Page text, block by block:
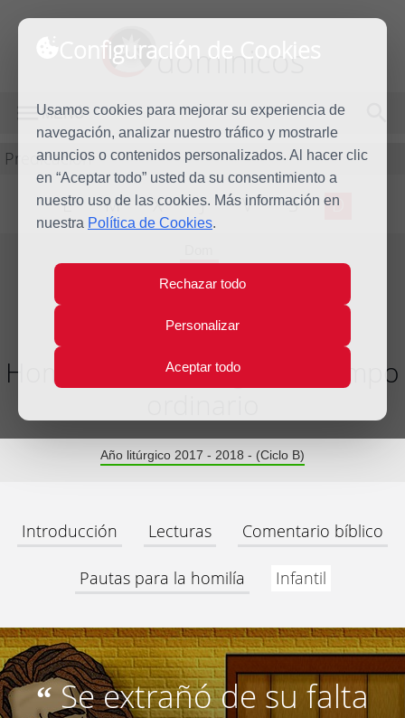
Configuración de Cookies
Usamos cookies para mejorar su experiencia de
navegación, analizar nuestro tráfico y mostrarle
anuncios o contenidos personalizados. Al hacer clic
en “Aceptar todo” usted da su consentimiento a
nuestro uso de las cookies. Más información en
nuestra Política de Cookies.
Rechazar todo
Personalizar
Aceptar todo
dominicos
MENÚ
Predicación
L M X J V S D
8
Jul
Homilía XIV Domingo del tiempo
Año litúrgico 2017 - 2018 - (Ciclo B)
Introducción Lecturas Comentario bíblico
Pautas para la homilía Infantil
“ Se extrañó de su falta